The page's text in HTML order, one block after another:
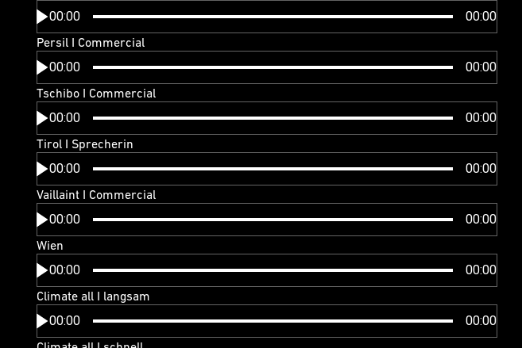
00:00 00:00
Persil I Commercial
00:00 00:00
Tschibo I Commercial
00:00 00:00
Tirol I Sprecherin
00:00 00:00
Vaillaint I Commercial
00:00 00:00
Wien
00:00 00:00
Climate all I langsam
00:00 00:00